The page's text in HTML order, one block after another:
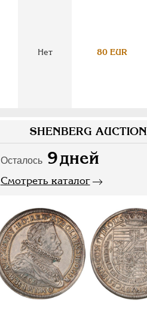
Нет 80 EUR
SHENBERG AUCTION
Осталось 9дней
Смотреть каталог